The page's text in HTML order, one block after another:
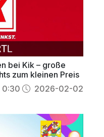
bei Kik – große
zum kleinen Preis
0:30 2026-02-02